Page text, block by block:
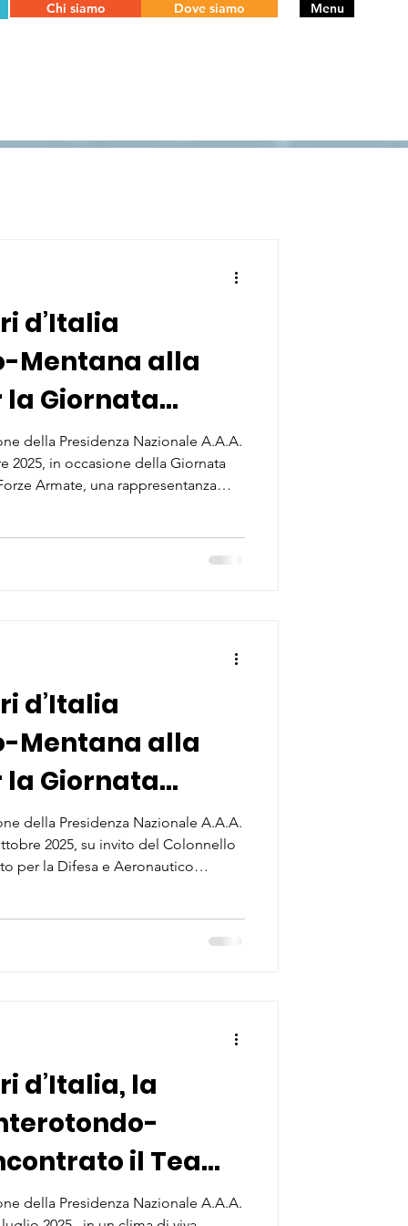
Chi siamo Dove siamo Menu
d’Italia
Mentana alla
Giornata
e delle
della Presidenza Nazionale A.A.A.
2025, in occasione della Giornata
Armate, una rappresentanza
d’Italia
Mentana alla
Giornata
della Forza
della Presidenza Nazionale A.A.A.
2025, su invito del Colonnello
per la Difesa e Aeronautico
d’Italia, la
il Team
della
della Presidenza Nazionale A.A.A.